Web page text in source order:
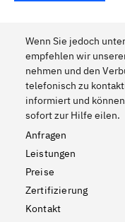
Wenn Sie jedoch
empfehlen wir
nehmen und den
telefonisch zu
informiert und
sofort zur Hilfe eilen.
Anfragen
Leistungen
Preise
Zertifizierung
Kontakt